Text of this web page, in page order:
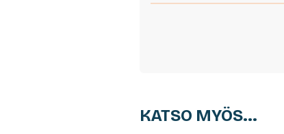
KATSO MYÖS...